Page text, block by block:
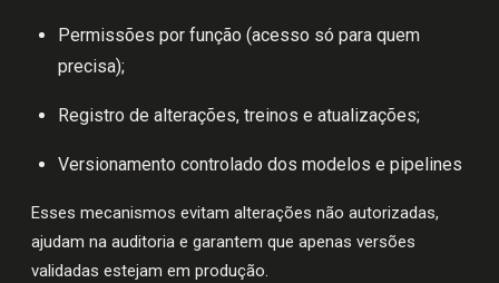
Permissões por função (acesso só para quem
precisa);
Registro de alterações, treinos e atualizações;
Versionamento controlado dos modelos e pipelines
Esses mecanismos evitam alterações não autorizadas,
ajudam na auditoria e garantem que apenas versões
validadas estejam em produção.